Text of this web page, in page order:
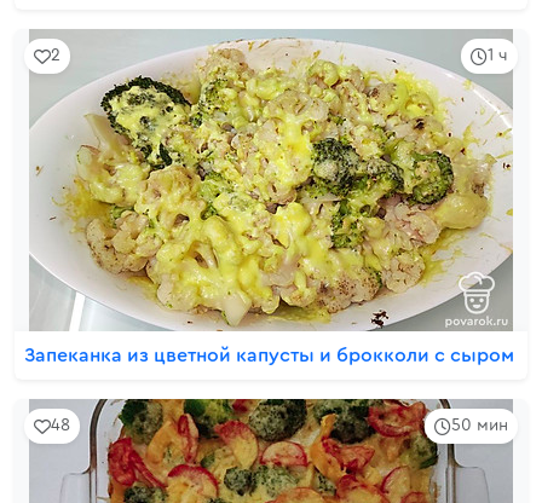
1 ч
2
Запеканка из цветной капусты и брокколи с сыром
50 мин
48